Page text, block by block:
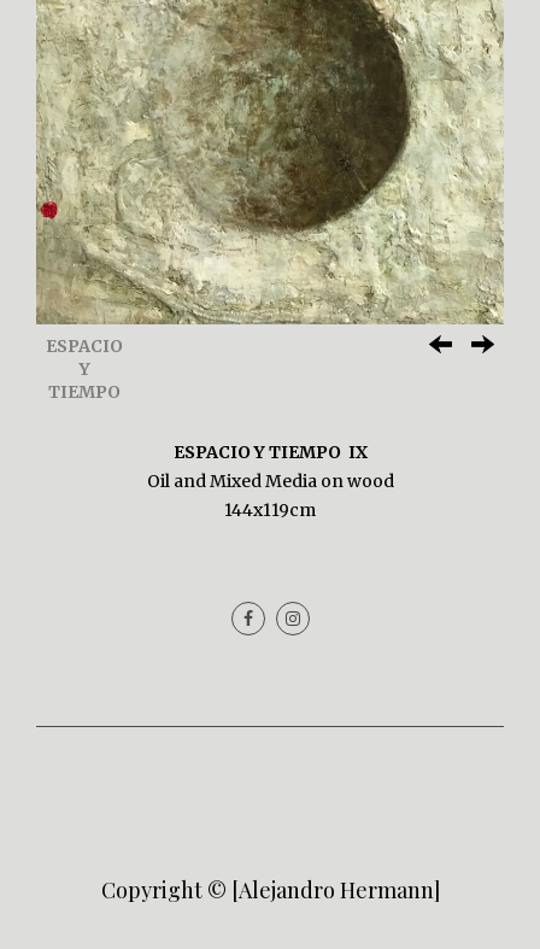
ESPACIO
Y
TIEMPO
ESPACIO Y TIEMPO IX
Oil and Mixed Media on wood
144x119cm
Copyright © [Alejandro Hermann]